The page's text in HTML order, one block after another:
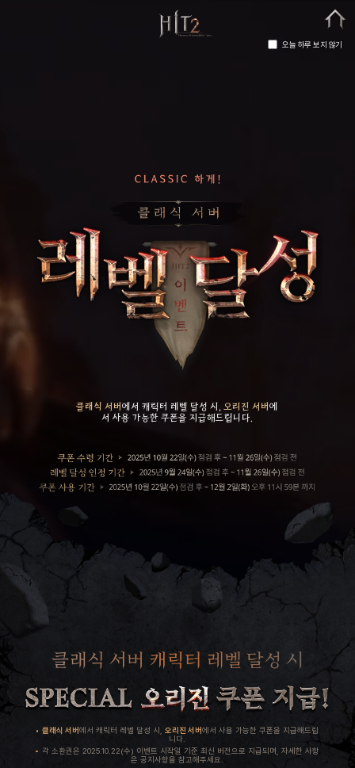
오늘 하루 보지 않기
클래식 서버에서 캐릭터 레벨 달성 시,오리진 서버에
서 사용 가능한 쿠폰을 지급해드립니다.
클래식 서버에서 캐릭터 레벨 달성 시,오리진 서버에서 사용 가능한 쿠폰을 지급해드립
니다.
각 소환권은 2025.10.22(수) 이벤트 시작일 기준 최신 버전으로 지급되며, 자세한 사항
은 공지사항을 참고해주세요.